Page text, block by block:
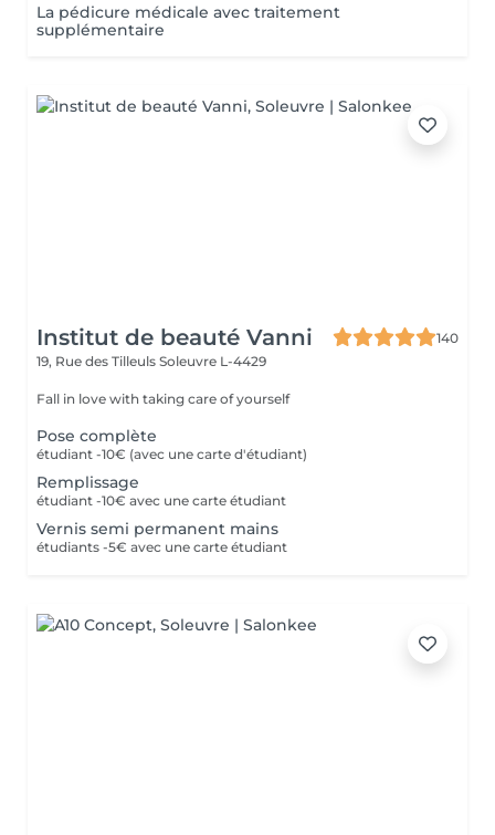
La pédicure médicale avec traitement
supplémentaire
Institut de beauté Vanni
140
19, Rue des Tilleuls Soleuvre L-4429
Fall in love with taking care of yourself
Pose complète
étudiant -10€ (avec une carte d'étudiant)
Remplissage
étudiant -10€ avec une carte étudiant
Vernis semi permanent mains
étudiants -5€ avec une carte étudiant